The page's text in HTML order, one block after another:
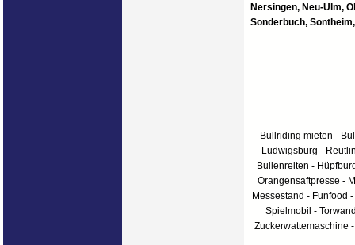
Nersingen, Neu-Ulm,
Sonderbuch,
Bullriding mieten -
Ludwigsburg -
Bullenreiten -
Orangensaftpresse -
Messestand - Funfood
Spielmobil -
Zuckerwattemaschine